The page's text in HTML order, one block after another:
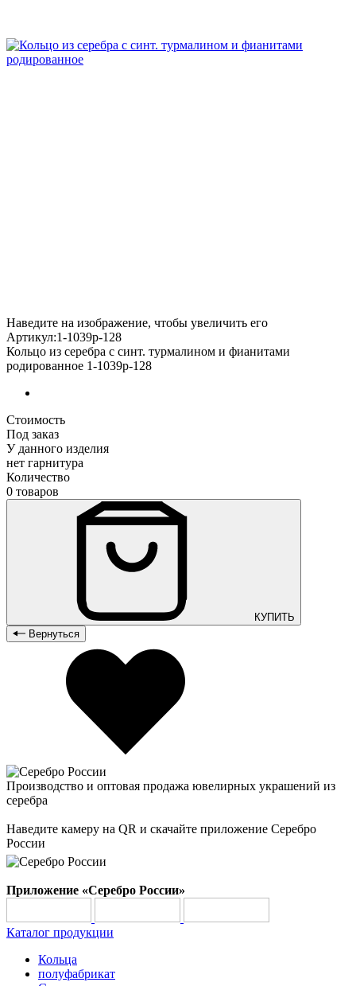
Наведите на изображение, чтобы увеличить его
Артикул:1-1039р-128
Кольцо из серебра с синт. турмалином и фианитами
родированное 1-1039р-128
Стоимость
Под заказ
У данного изделия
нет гарнитура
Количество
0 товаров
КУПИТЬ
Вернуться
Производство и оптовая продажа ювелирных украшений из
серебра
Наведите камеру на QR и скачайте приложение Серебро
России
Приложение «Серебро России»
Каталог продукции
Кольца
полуфабрикат